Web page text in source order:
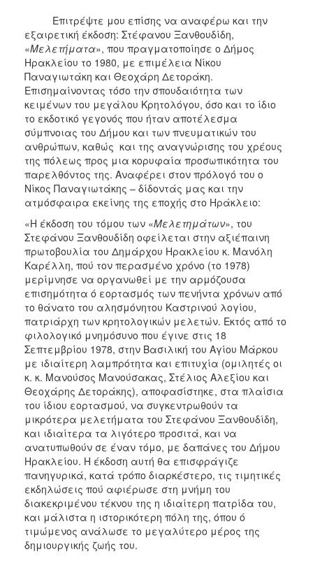
Επιτρέψτε μου επίσης να αναφέρω και την
εξαιρετική έκδοση: Στέφανου Ξανθουδίδη,
«Μελετήματα», που πραγματοποίησε ο Δήμος
Ηρακλείου το 1980, με επιμέλεια Νίκου
Παναγιωτάκη και Θεοχάρη Δετοράκη.
Επισημαίνοντας τόσο την σπουδαιότητα των
κειμένων του μεγάλου Κρητολόγου, όσο και το ίδιο
το εκδοτικό γεγονός που ήταν αποτέλεσμα
σύμπνοιας του Δήμου και των πνευματικών του
ανθρώπων, καθώς και της αναγνώρισης του χρέους
της πόλεως προς μια κορυφαία προσωπικότητα του
παρελθόντος της. Αναφέρει στον πρόλογό του ο
Νίκος Παναγιωτάκης – δίδοντάς μας και την
ατμόσφαιρα εκείνης της εποχής στο Ηράκλειο:
«Η έκδοση του τόμου των «Μελετημάτων», του
Στεφάνου Ξανθουδίδη οφείλεται στην αξιέπαινη
πρωτοβουλία του Δημάρχου Ηρακλείου κ. Μανόλη
Καρέλλη, πού τον περασμένο χρόνο (το 1978)
μερίμνησε να οργανωθεί με την αρμόζουσα
επισημότητα ό εορτασμός των πενήντα χρόνων από
το θάνατο του αλησμόνητου Καστρινού λογίου,
πατριάρχη των κρητολογικών μελετών. Εκτός από το
φιλολογικό μνημόσυνο που έγινε στις 18
Σεπτεμβρίου 1978, στην Βασιλική του Αγίου Μάρκου
με ιδιαίτερη λαμπρότητα και επιτυχία (ομιλητές οι
κ. κ. Μανούσος Μανούσακας, Στέλιος Αλεξίου και
Θεοχάρης Δετοράκης), αποφασίστηκε, στα πλαίσια
του ίδιου εορτασμού, να συγκεντρωθούν τα
μικρότερα μελετήματα του Στεφάνου Ξανθουδίδη,
και ιδιαίτερα τα λιγότερο προσιτά, και να
ανατυπωθούν σε έναν τόμο, με δαπάνες του Δήμου
Ηρακλείου. Η έκδοση αυτή θα επισφράγιζε
πανηγυρικά, κατά τρόπο διαρκέστερο, τις τιμητικές
εκδηλώσεις πού αφιέρωσε στη μνήμη του
διακεκριμένου τέκνου της η ιδιαίτερη πατρίδα του,
και μάλιστα η ιστορικότερη πόλη της, όπου ό
τιμώμενος ανάλωσε το μεγαλύτερο μέρος της
δημιουργικής ζωής του.